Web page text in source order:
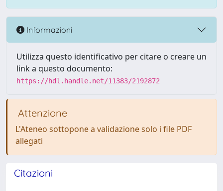
Informazioni
Utilizza questo identificativo per citare o creare un
link a questo documento:
https://hdl.handle.net/11383/2192872
Attenzione
L'Ateneo sottopone a validazione solo i file PDF
allegati
Citazioni